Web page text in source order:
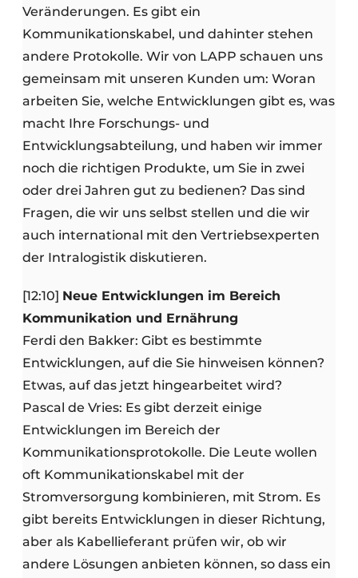
Veränderungen. Es gibt ein
Kommunikationskabel, und dahinter stehen
andere Protokolle. Wir von LAPP schauen uns
gemeinsam mit unseren Kunden um: Woran
arbeiten Sie, welche Entwicklungen gibt es, was
macht Ihre Forschungs- und
Entwicklungsabteilung, und haben wir immer
noch die richtigen Produkte, um Sie in zwei
oder drei Jahren gut zu bedienen? Das sind
Fragen, die wir uns selbst stellen und die wir
auch international mit den Vertriebsexperten
der Intralogistik diskutieren.
[12:10] Neue Entwicklungen im Bereich
Kommunikation und Ernährung
Ferdi den Bakker: Gibt es bestimmte
Entwicklungen, auf die Sie hinweisen können?
Etwas, auf das jetzt hingearbeitet wird?
Pascal de Vries: Es gibt derzeit einige
Entwicklungen im Bereich der
Kommunikationsprotokolle. Die Leute wollen
oft Kommunikationskabel mit der
Stromversorgung kombinieren, mit Strom. Es
gibt bereits Entwicklungen in dieser Richtung,
aber als Kabellieferant prüfen wir, ob wir
andere Lösungen anbieten können, so dass ein